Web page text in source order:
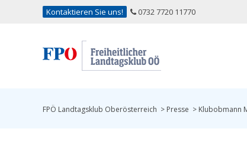
Kontaktieren Sie uns! 0732 7720 11770
FPÖ Landtagsklub Oberösterreich > Presse > Klubobmann